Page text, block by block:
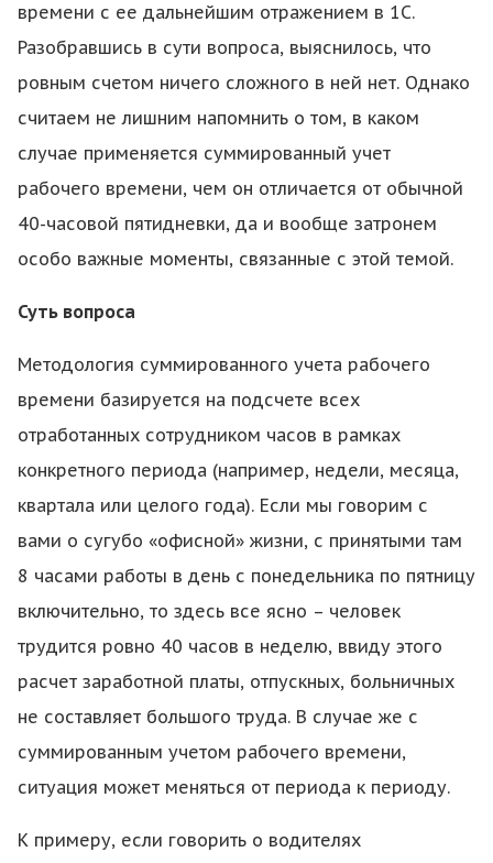
времени с ее дальнейшим отражением в 1С.
Разобравшись в сути вопроса, выяснилось, что
ровным счетом ничего сложного в ней нет. Однако
считаем не лишним напомнить о том, в каком
случае применяется суммированный учет
рабочего времени, чем он отличается от обычной
40-часовой пятидневки, да и вообще затронем
особо важные моменты, связанные с этой темой.
Суть вопроса
Методология суммированного учета рабочего
времени базируется на подсчете всех
отработанных сотрудником часов в рамках
конкретного периода (например, недели, месяца,
квартала или целого года). Если мы говорим с
вами о сугубо «офисной» жизни, с принятыми там
8 часами работы в день с понедельника по пятницу
включительно, то здесь все ясно – человек
трудится ровно 40 часов в неделю, ввиду этого
расчет заработной платы, отпускных, больничных
не составляет большого труда. В случае же с
суммированным учетом рабочего времени,
ситуация может меняться от периода к периоду.
К примеру, если говорить о водителях